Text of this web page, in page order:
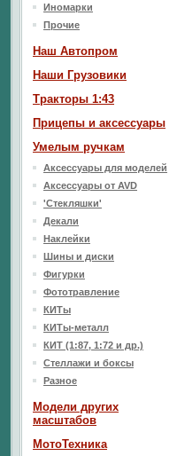
Иномарки
Прочие
Наш Aвтопром
Наши Грузовики
Тракторы 1:43
Прицепы и аксессуары
Умелым ручкам
Аксессуары для моделей
Аксессуары от AVD
'Стекляшки'
Декали
Наклейки
Шины и диски
Фигурки
Фототравление
КИТы
КИТы-металл
КИТ (1:87, 1:72 и др.)
Стеллажи и боксы
Разное
Модели других
масштабов
МотоТехника